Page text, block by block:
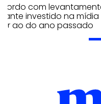
com
investido na mídia
ao do ano passado